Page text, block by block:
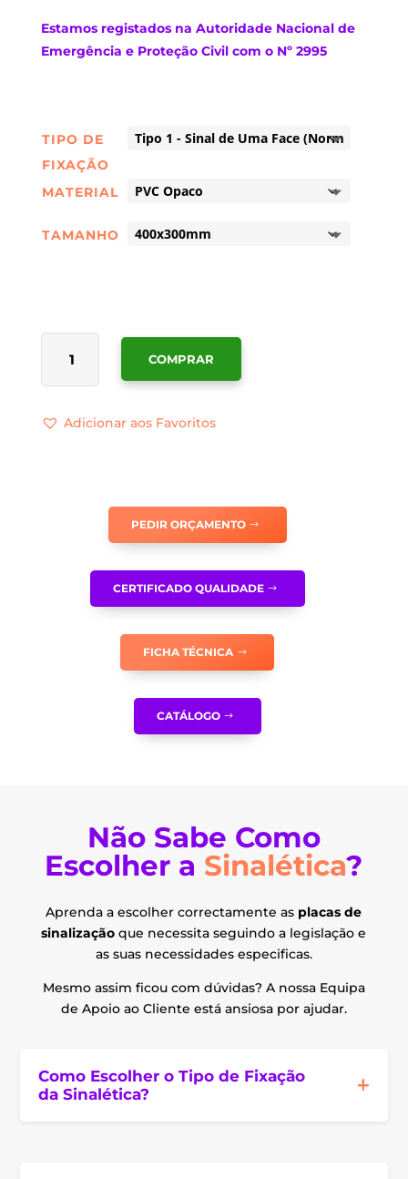
Estamosregistados na Autoridade Nacional de
Emergência e Proteção Civil com o Nº 2995
TIPO DE
FIXAÇÃO
MATERIAL
TAMANHO
QUANTIDADE
SINALÉTICA
OBRIGATÓRIO
MÁSCARA
COMPRAR
Adicionar aos Favoritos
PEDIR ORÇAMENTO
CERTIFICADO QUALIDADE
FICHA TÉCNICA
CATÁLOGO
Não Sabe Como
Escolher a Sinalética?
Aprenda a escolher correctamente as placas de
sinalização que necessita seguindo a legislação e
as suas necessidades especificas.
Mesmo assim ficou com dúvidas? A nossa Equipa
de Apoio ao Cliente está ansiosa por ajudar.
Como Escolher o Tipo de Fixação
da Sinalética?